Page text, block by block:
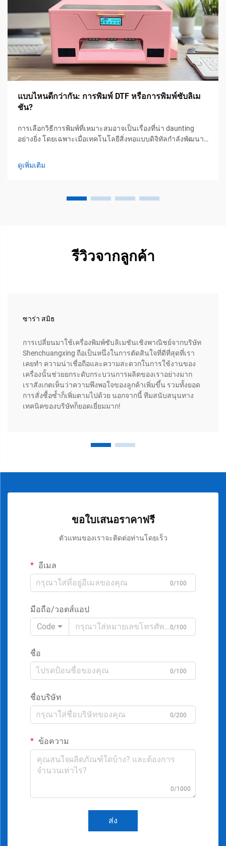
แบบไหนดีกว่ากัน: การพิมพ์ DTF หรือการพิมพ์ซับลิเม
ชัน?
การเลือกวิธีการพิมพ์ที่เหมาะสมอาจเป็นเรื่องที่น่า daunting
อย่างยิ่ง โดยเฉพาะเมื่อเทคโนโลยีสิ่งทอแบบดิจิทัลกำลังพัฒนา
พิมพ์ และทำงานร่วมกับอุปกรณ์ประสิทธิภาพสูงที่ PTSC ผมได้...
ดูเพิ่มเติม
รีวิวจากลูกค้า
ซาร่า สมิธ
การเปลี่ยนมาใช้เครื่องพิมพ์ซับลิเมชันเชิงพาณิชย์จากบริษัท
Shenchuangxing ถือเป็นหนึ่งในการตัดสินใจที่ดีที่สุดที่เรา
เคยทำ ความน่าเชื่อถือและความสะดวกในการใช้งานของ
เครื่องนั้นช่วยยกระดับกระบวนการผลิตของเราอย่างมาก
เราสังเกตเห็นว่าความพึงพอใจของลูกค้าเพิ่มขึ้น รวมทั้งยอด
การสั่งซื้อซ้ำก็เพิ่มตามไปด้วย นอกจากนี้ ทีมสนับสนุนทาง
เทคนิคของบริษัทก็ยอดเยี่ยมมาก!
ขอใบเสนอราคาฟรี
ตัวแทนของเราจะติดต่อท่านโดยเร็ว
อีเมล
0/100
มือถือ/วอตส์แอป
Code
0/100
ชื่อ
0/100
ชื่อบริษัท
0/200
ข้อความ
0/1000
ส่ง